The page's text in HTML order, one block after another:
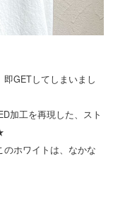
GETしてしまいまし
加工を再現した、スト
ホワイトは、なかな